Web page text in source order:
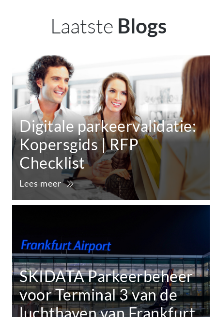
Laatste Blogs
Digitale parkeervalidatie:
Kopersgids | RFP
Checklist
Lees meer
SKIDATA Parkeerbeheer
voor Terminal 3 van de
luchthaven van Frankfurt